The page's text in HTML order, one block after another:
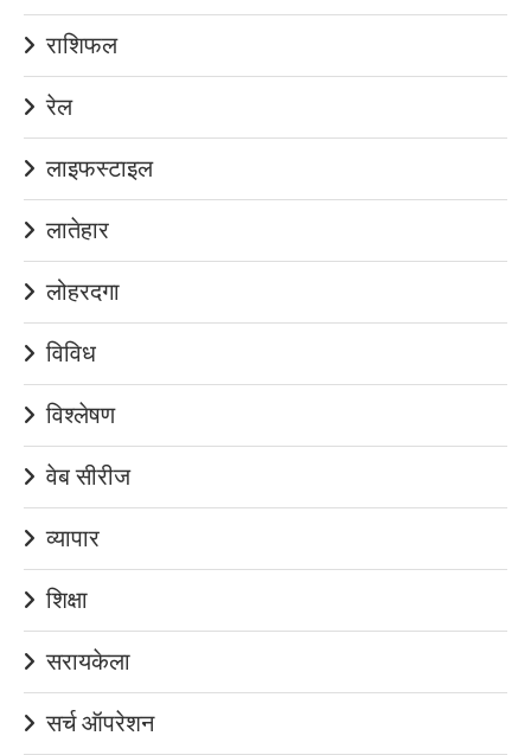
राशिफल
रेल
लाइफस्टाइल
लातेहार
लोहरदगा
विविध
विश्लेषण
वेब सीरीज
व्यापार
शिक्षा
सरायकेला
सर्च ऑपरेशन